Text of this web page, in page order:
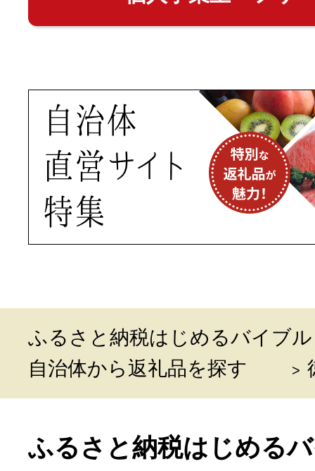
ふるさと納税はじめるバイブル
自治体から返礼品を探す
ふるさと納税はじめる